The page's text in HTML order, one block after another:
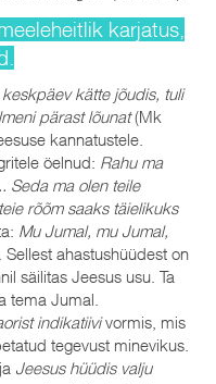
karjatus,
kätte jõudis, tuli
pärast lõunat(Mk
kannatustele.
öelnud: Rahu ma
Seda ma olen teile
rõõm saaks täielikuks
Mu Jumal, mu Jumal,
ahastushüüdest on
säilitas Jeesus usu. Ta
tema Jumal.
indikatiivivormis, mis
tegevust minevikus.
Jeesus hüüdis valju